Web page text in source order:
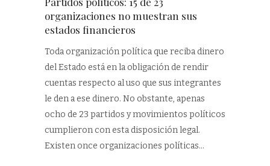
organizaciones no muestran sus
estados financieros
Toda organización política que reciba dinero
del Estado está en la obligación de rendir
cuentas respecto al uso que sus integrantes
le den a ese dinero. No obstante, apenas
ocho de 23 partidos y movimientos políticos
cumplieron con esta disposición legal.
Existen once organizaciones políticas